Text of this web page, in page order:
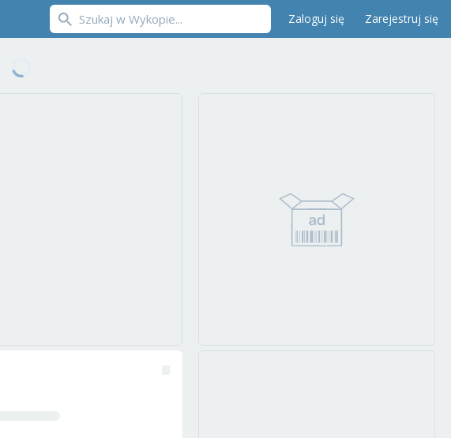
Zaloguj się Zarejestruj się